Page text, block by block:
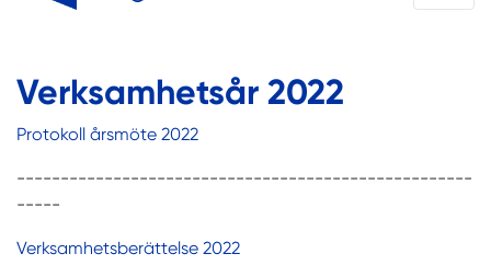
Verksamhetsår 2022
Protokoll årsmöte 2022
----------------------------------------------------
-----
Verksamhetsberättelse 2022